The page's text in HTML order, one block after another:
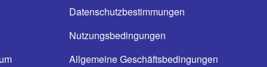
Datenschutzbestimmungen
Nutzungsbedingungen
Allgemeine Geschäftsbedingungen